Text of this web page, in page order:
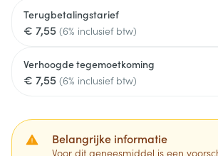
Terugbetalingstarief
€ 7,55 (6% inclusief btw)
Verhoogde tegemoetkoming
€ 7,55 (6% inclusief btw)
Belangrijke informatie
Voor dit geneesmiddel is een